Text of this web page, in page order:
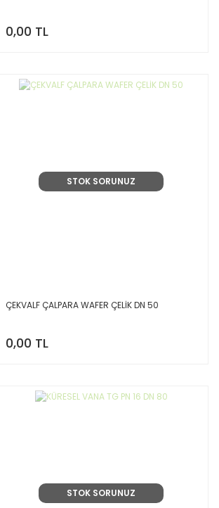
0,00 TL
STOK SORUNUZ
ÇEKVALF ÇALPARA WAFER ÇELİK DN 50
0,00 TL
STOK SORUNUZ